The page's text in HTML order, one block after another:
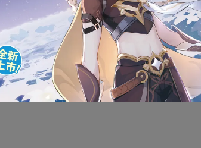
全新未拆封
下標前請先詢問